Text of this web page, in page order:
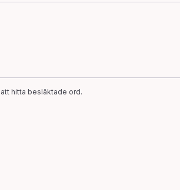
hitta besläktade ord.